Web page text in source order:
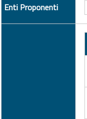
Enti Proponenti